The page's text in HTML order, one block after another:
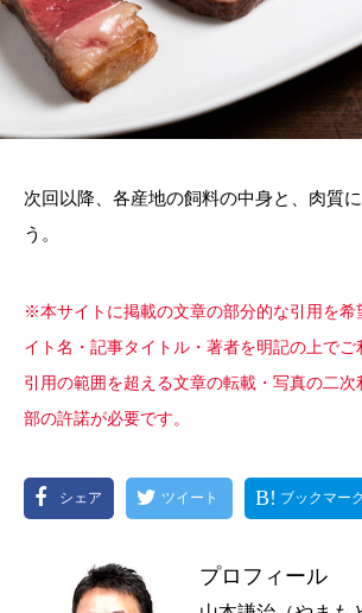
次回以降、各産地の飼料の中身と、肉質
う。
※本サイトに掲載の文章の部分的な引用を希
イト名・記事タイトル・著者を明記の上でご
引用の範囲を超える文章の転載・写真の二
部の許諾が必要です。
シェア ツイート ブックマーク
プロフィール